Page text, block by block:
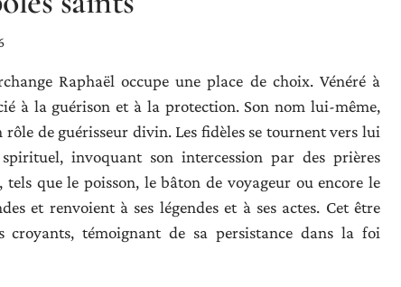
Raphaël occupe une place de choix. Vénéré à
à la guérison et à la protection. Son nom lui-même,
de guérisseur divin. Les fidèles se tournent vers lui
invoquant son intercession par des prières
tels que le poisson, le bâton de voyageur ou encore le
et renvoient à ses légendes et à ses actes. Cet être
croyants, témoignant de sa persistance dans la foi